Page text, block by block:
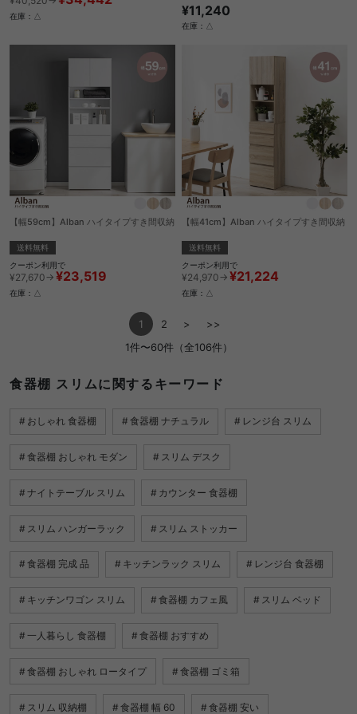
在庫：△ ¥11,240
在庫：△
【幅59cm】Alban ハイタイプすき間収納
送料無料
クーポン利用で
¥27,670→ ¥23,519
在庫：△
【幅41cm】Alban ハイタイプすき間収納
送料無料
クーポン利用で
¥24,970→ ¥21,224
在庫：△
1 2 >
>>
1件〜60件（全106件）
食器棚 スリムに関するキーワード
おしゃれ 食器棚 食器棚 ナチュラル レンジ台 スリム
食器棚 おしゃれ モダン スリム デスク
ナイトテーブル スリム カウンター 食器棚
スリム ハンガーラック スリム ストッカー
食器棚 完成 品 キッチンラック スリム レンジ台 食器棚
キッチンワゴン スリム 食器棚 カフェ風 スリム ベッド
一人暮らし 食器棚 食器棚 おすすめ
食器棚 おしゃれ ロータイプ 食器棚 ゴミ箱
スリム 収納棚 食器棚 幅 60 食器棚 安い